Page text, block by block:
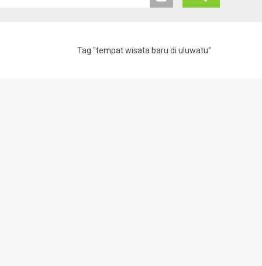
Tag "tempat wisata baru di uluwatu"